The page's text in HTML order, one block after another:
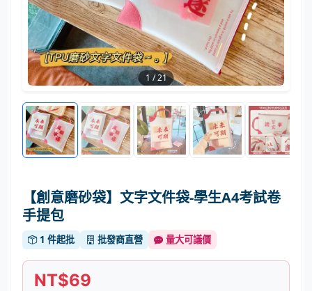
1 /21
【創意磨砂袋】文字文件袋-學生A4考試卷
手提包
1 件起批 批發商直營 量大可議價
NT$69